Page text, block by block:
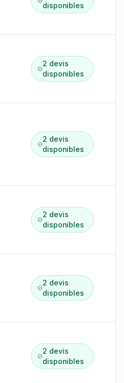
disponibles
2 devis
disponibles
2 devis
disponibles
2 devis
disponibles
2 devis
disponibles
2 devis
disponibles